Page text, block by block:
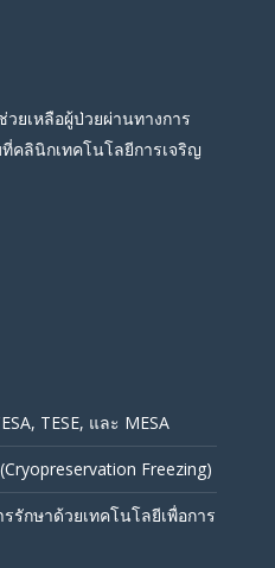
ยเหลือผู้ป่วยผ่านทางการ
คลินิกเทคโนโลยีการเจริญ
TESE, และ MESA
Freezing)
รักษาด้วยเทคโนโลยีเพื่อการ